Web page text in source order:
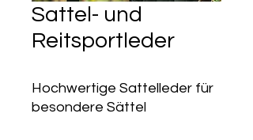
Sattel- und
Reitsportleder
Hochwertige Sattelleder für
besondere Sättel